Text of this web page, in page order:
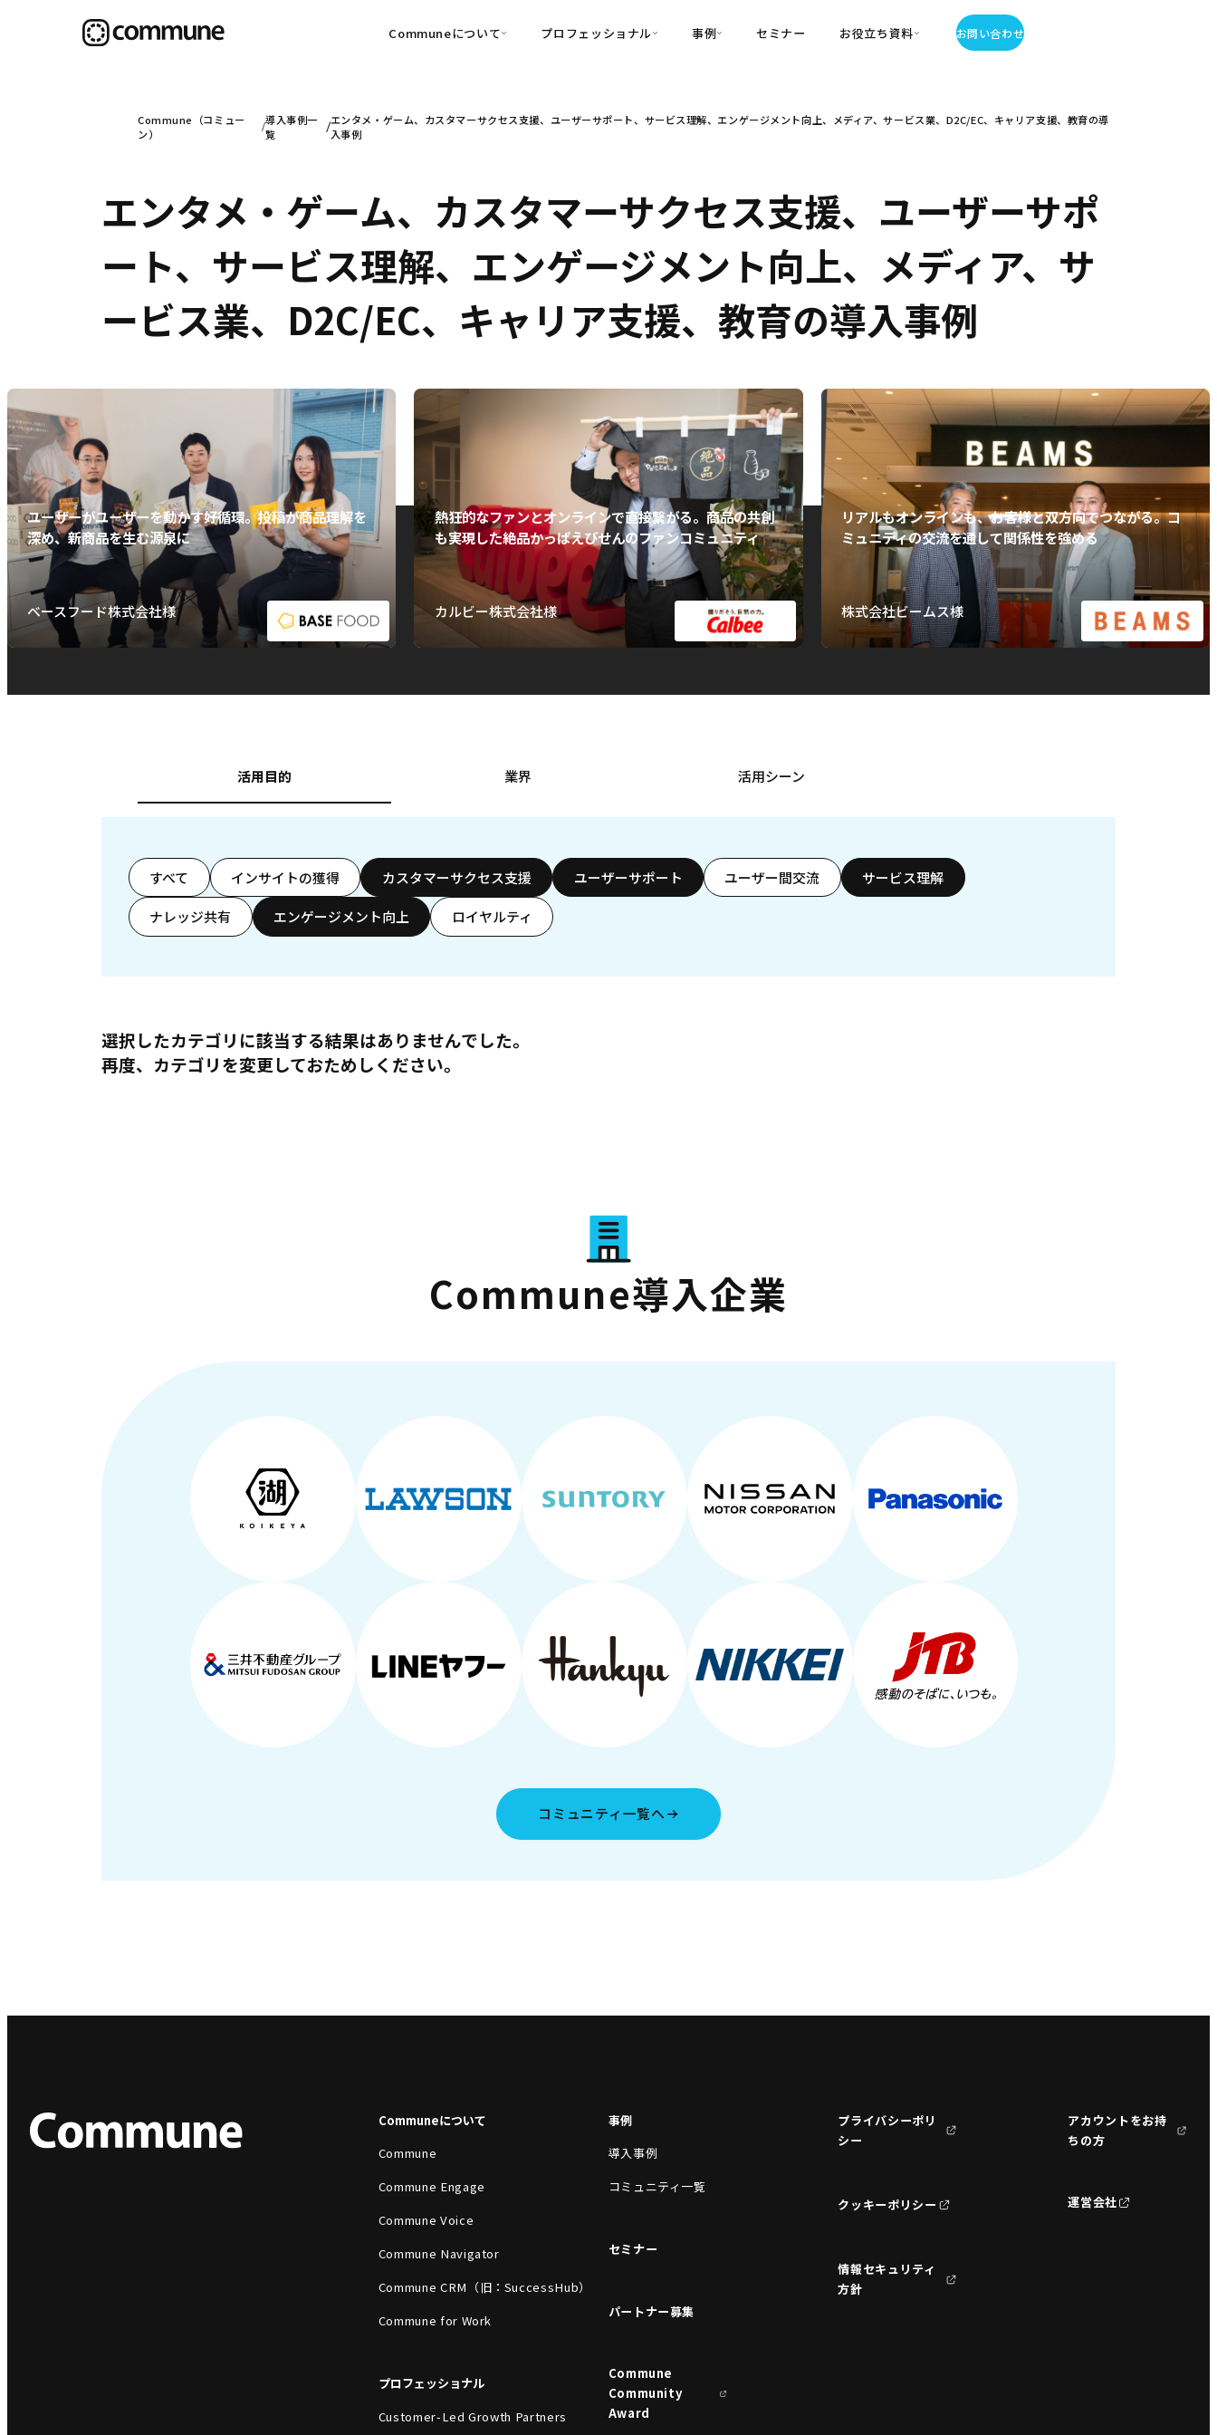
Communeについて
可視化
育成
信頼を醸成する信頼起点経営基盤
SuccessHub）
・Commune for Work
プロフェッショナル
・Customer-Led Growth
事例
導入事例
セミナー お役立ち資料
・お役立ち資料
お問い合わせ
Commune（コミュー
ン）
導入事例一
覧
エンタメ・ゲーム、カスタマーサクセス支援、ユーザーサポート、サービス理解、エンゲージメント向上、メディア、サービス業、D2C/EC、キャリア支援、教育の導
入事例
エンタメ・ゲーム、カスタマーサクセス支援、ユーザーサポ
ート、サービス理解、エンゲージメント向上、メディア、サ
ービス業、D2C/EC、キャリア支援、教育の導入事例
ユーザーがユーザーを動かす好循環。投稿が商品理解を
深め、新商品を生む源泉に
ベースフード株式会社様
熱狂的なファンとオンラインで直接繋がる。商品の共創
も実現した絶品かっぱえびせんのファンコミュニティ
カルビー株式会社様
リアルもオンラインも、お客様と双方向でつながる。コ
ミュニティの交流を通して関係性を強める
株式会社ビームス様
活用目的 業界 活用シーン
すべて インサイトの獲得 カスタマーサクセス支援 ユーザーサポート ユーザー間交流 サービス理解
ナレッジ共有 エンゲージメント向上 ロイヤルティ
選択したカテゴリに該当する結果はありませんでした。
再度、カテゴリを変更しておためしください。
Commune導入企業
コミュニティ一覧へ
Communeについて
Commune
Commune Engage
Commune Voice
Commune Navigator
Commune CRM（旧：SuccessHub）
Commune for Work
プロフェッショナル
Customer-Led Growth Partners
事例
導入事例
コミュニティ一覧
セミナー
パートナー募集
Commune
Community
Award
プライバシーポリ
シー
クッキーポリシー
情報セキュリティ
方針
アカウントをお持
ちの方
運営会社